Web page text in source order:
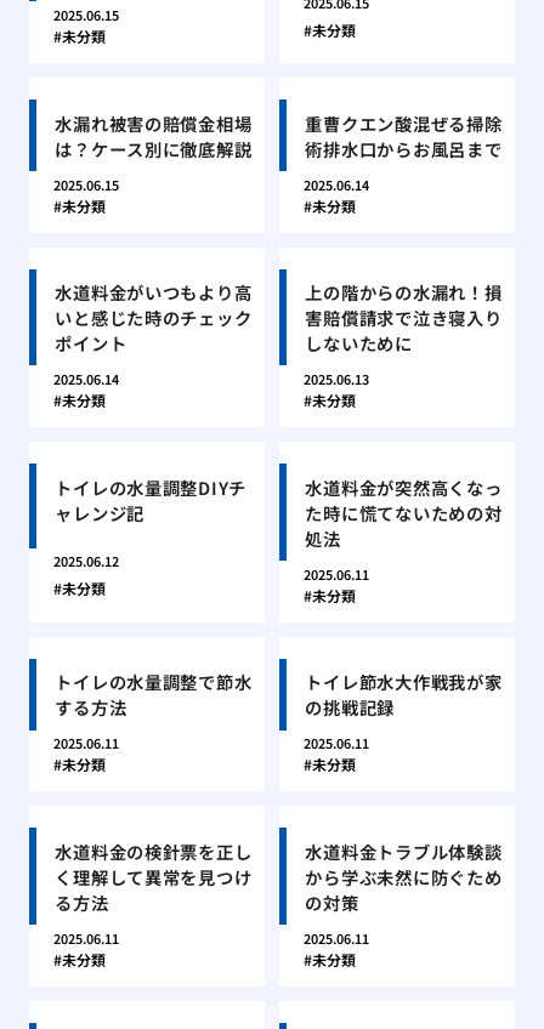
2025.06.15
未分類 未分類
水漏れ被害の賠償金相場
は？ケース別に徹底解説
2025.06.15
未分類
重曹クエン酸混ぜる掃除
術排水口からお風呂まで
2025.06.14
未分類
水道料金がいつもより高
いと感じた時のチェック
ポイント
2025.06.14
未分類
上の階からの水漏れ！損
害賠償請求で泣き寝入り
しないために
2025.06.13
未分類
トイレの水量調整DIYチ
ャレンジ記
2025.06.12
未分類
水道料金が突然高くなっ
た時に慌てないための対
処法
2025.06.11
未分類
トイレの水量調整で節水
する方法
2025.06.11
未分類
トイレ節水大作戦我が家
の挑戦記録
2025.06.11
未分類
水道料金の検針票を正し
く理解して異常を見つけ
る方法
2025.06.11
未分類
水道料金トラブル体験談
から学ぶ未然に防ぐため
の対策
2025.06.11
未分類